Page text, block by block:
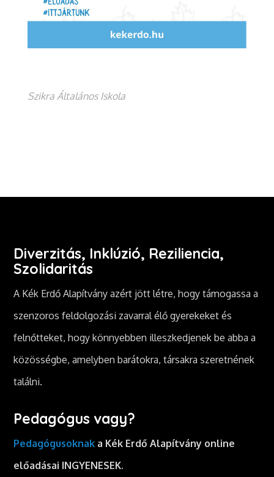
Szikra Általános Iskola
Diverzitás, Inklúzió, Reziliencia,
Szolidaritás
A Kék Erdő Alapítvány azért jött létre, hogy támogassa a
szenzoros feldolgozási zavarral élő gyerekeket és
felnőtteket, hogy könnyebben illeszkedjenek be abba a
közösségbe, amelyben barátokra, társakra szeretnének
találni.
Pedagógus vagy?
Pedagógusoknak a Kék Erdő Alapítvány online
előadásai INGYENESEK.